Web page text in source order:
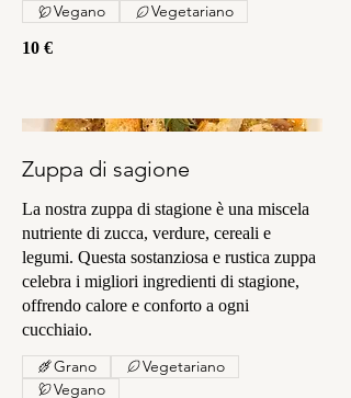
10 €
Vegano Vegetariano
Zuppa di sagione
La nostra zuppa di stagione è una miscela
nutriente di zucca, verdure, cereali e
legumi. Questa sostanziosa e rustica zuppa
celebra i migliori ingredienti di stagione,
offrendo calore e conforto a ogni
cucchiaio.
Grano
Vegetariano
Vegano